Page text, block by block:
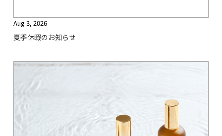
Aug 3, 2026
夏季休暇のお知らせ